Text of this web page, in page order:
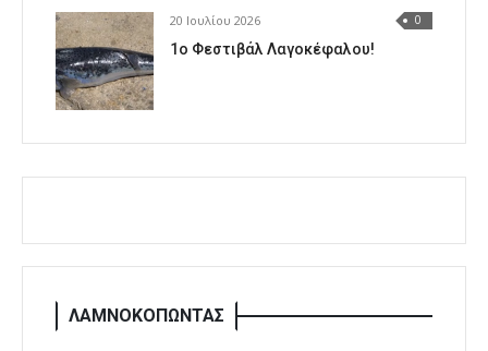
20 Ιουλίου 2026 0
1o Φεστιβάλ Λαγοκέφαλου!
ΛΑΜΝΟΚΟΠΩΝΤΑΣ